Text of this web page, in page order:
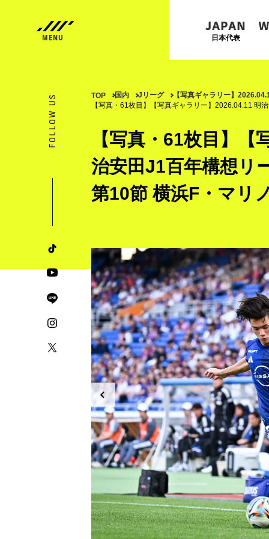
JAPAN
日本代表
FOLLOW US TOP 国内 Jリーグ
【写真ギャラリー】
【写真・61枚目】【写真ギャラリー】2026.04.11 明
【写真・61枚目】
治安田J1百年構想リ
第10節 横浜F・マリ